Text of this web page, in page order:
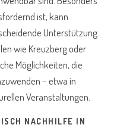
ist, kann
Unterstützung
wie Kreuzberg oder
Möglichkeiten, die
– etwa in
Veranstaltungen.
NACHHILFE IN